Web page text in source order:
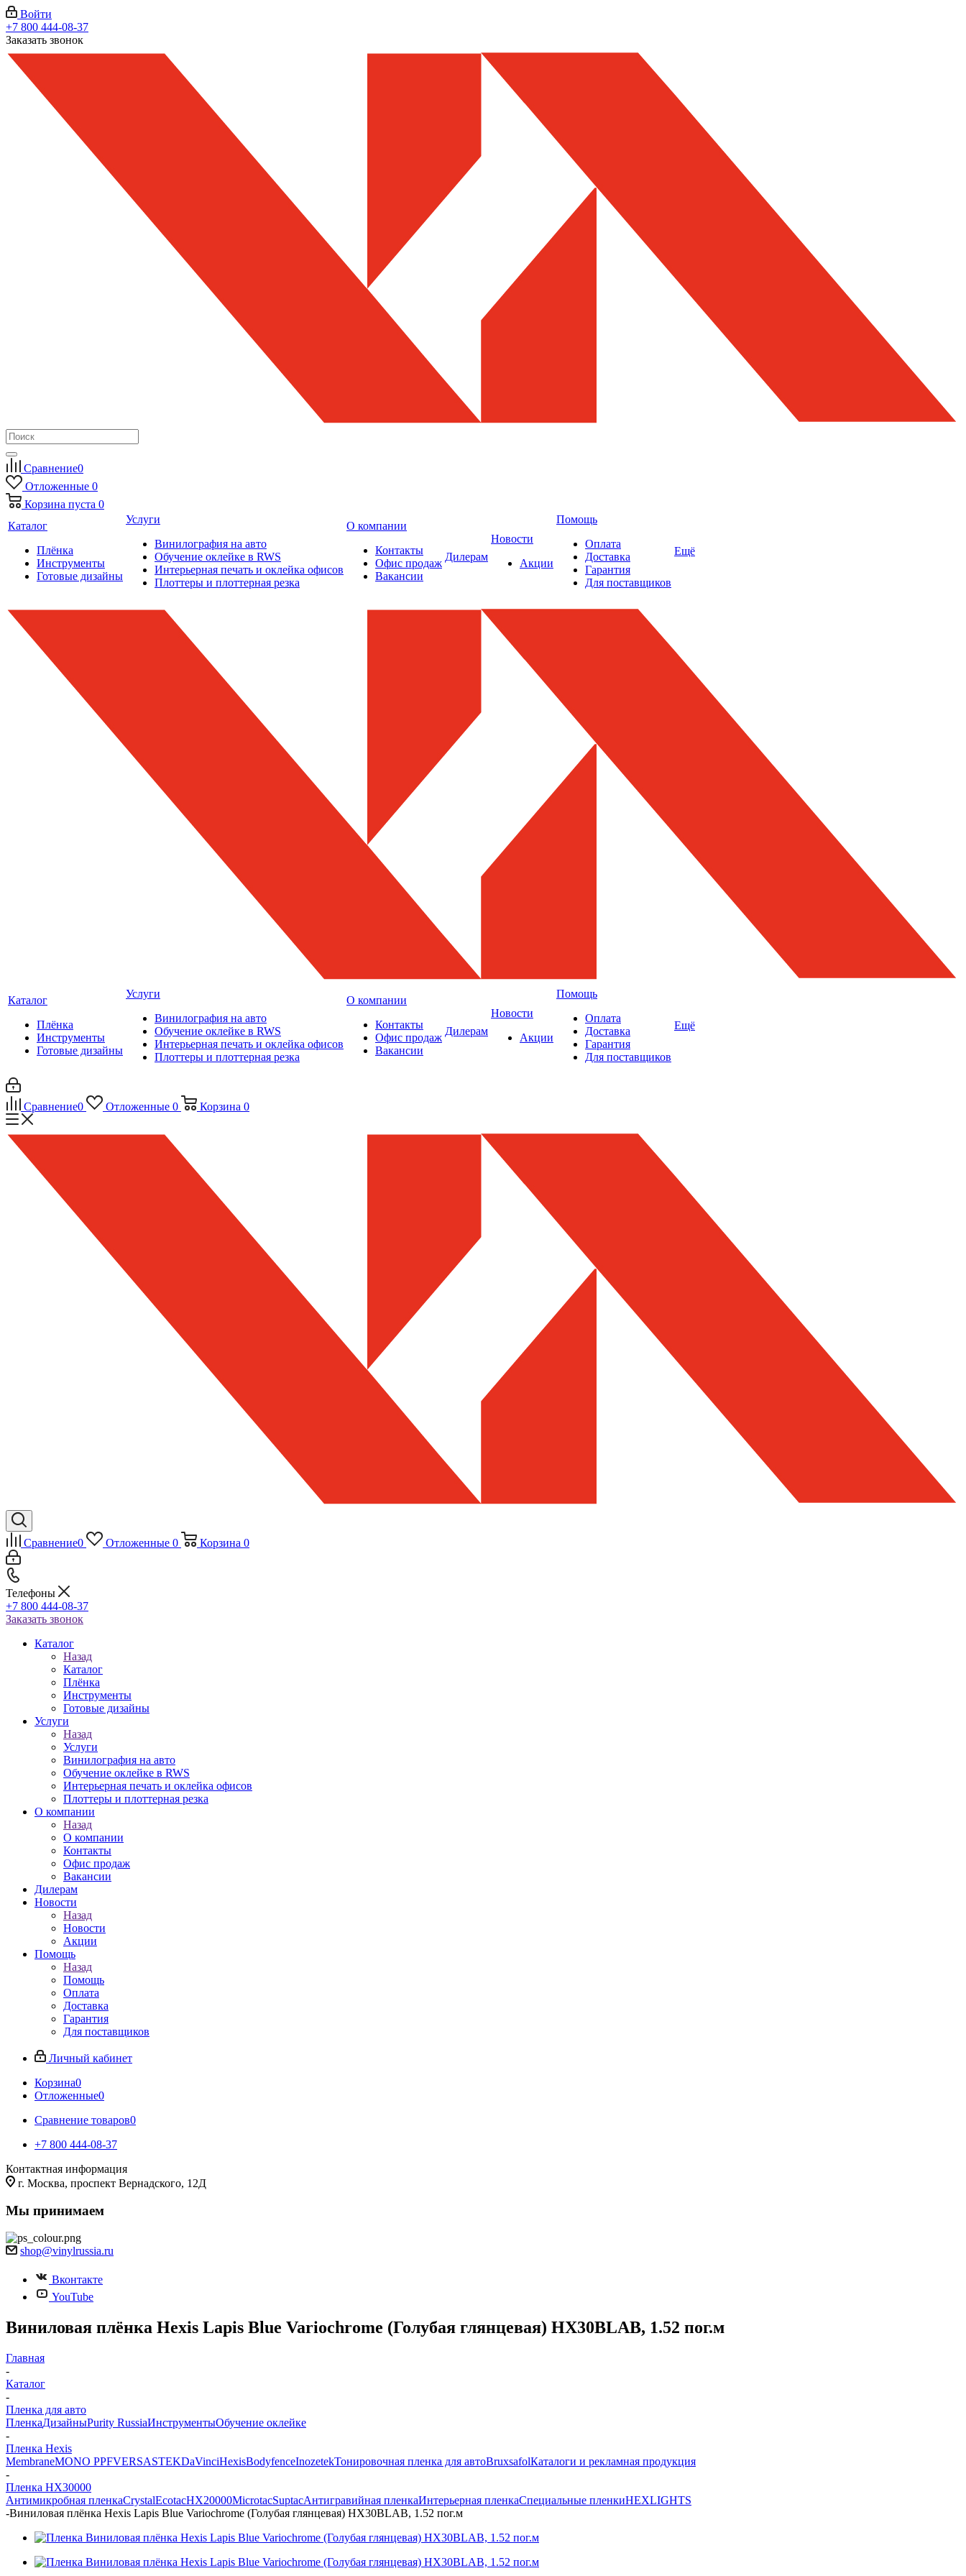
Войти
+7 800 444-08-37
Заказать звонок
Сравнение0
Отложенные 0
Корзина пуста 0
Каталог
Плёнка
Инструменты
Готовые дизайны
Услуги
Винилография на авто
Обучение оклейке в RWS
Интерьерная печать и оклейка офисов
Плоттеры и плоттерная резка
О компании
Контакты
Офис продаж
Вакансии
Дилерам
Новости
Акции
Помощь
Оплата
Доставка
Гарантия
Для поставщиков
Ещё
Каталог
Плёнка
Инструменты
Готовые дизайны
Услуги
Винилография на авто
Обучение оклейке в RWS
Интерьерная печать и оклейка офисов
Плоттеры и плоттерная резка
О компании
Контакты
Офис продаж
Вакансии
Дилерам
Новости
Акции
Помощь
Оплата
Доставка
Гарантия
Для поставщиков
Ещё
Сравнение0 Отложенные 0 Корзина 0
Сравнение0 Отложенные 0 Корзина 0
Телефоны
+7 800 444-08-37
Заказать звонок
Каталог
Назад
Каталог
Плёнка
Инструменты
Готовые дизайны
Услуги
Назад
Услуги
Винилография на авто
Обучение оклейке в RWS
Интерьерная печать и оклейка офисов
Плоттеры и плоттерная резка
О компании
Назад
О компании
Контакты
Офис продаж
Вакансии
Дилерам
Новости
Назад
Новости
Акции
Помощь
Назад
Помощь
Оплата
Доставка
Гарантия
Для поставщиков
Личный кабинет
Корзина0
Отложенные0
Сравнение товаров0
+7 800 444-08-37
Контактная информация
г. Москва, проспект Вернадского, 12Д
Мы принимаем
shop@vinylrussia.ru
Вконтакте
YouTube
Виниловая плёнка Hexis Lapis Blue Variochrome (Голубая глянцевая) HX30BLAB, 1.52 пог.м
Главная
-
Каталог
-
Пленка для авто
ПленкаДизайныPurity RussiaИнструментыОбучение оклейке
-
Пленка Hexis
MembraneMONO PPFVERSASTEKDaVinciHexisBodyfenceInozetekТонировочная пленка для автоBruxsafolКаталоги и рекламная продукция
-
Пленка HX30000
Антимикробная пленкаCrystalEcotacHX20000MicrotacSuptacАнтигравийная пленкаИнтерьерная пленкаСпециальные пленкиHEXLIGHTS
-Виниловая плёнка Hexis Lapis Blue Variochrome (Голубая глянцевая) HX30BLAB, 1.52 пог.м